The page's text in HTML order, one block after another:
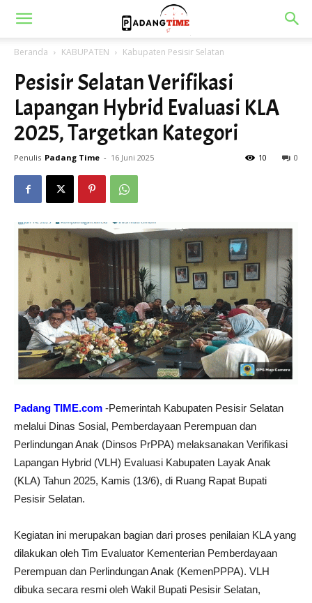
Beranda KABUPATEN Kabupaten Pesisir Selatan
Pesisir Selatan Verifikasi
Lapangan Hybrid Evaluasi KLA
2025, Targetkan Kategori
Penulis Padang Time - 16 Juni 2025 0
10
Padang TIME.com -Pemerintah Kabupaten Pesisir Selatan
melalui Dinas Sosial, Pemberdayaan Perempuan dan
Perlindungan Anak (Dinsos PrPPA) melaksanakan Verifikasi
Lapangan Hybrid (VLH) Evaluasi Kabupaten Layak Anak
(KLA) Tahun 2025, Kamis (13/6), di Ruang Rapat Bupati
Pesisir Selatan.
Kegiatan ini merupakan bagian dari proses penilaian KLA yang
dilakukan oleh Tim Evaluator Kementerian Pemberdayaan
Perempuan dan Perlindungan Anak (KemenPPPA). VLH
dibuka secara resmi oleh Wakil Bupati Pesisir Selatan,